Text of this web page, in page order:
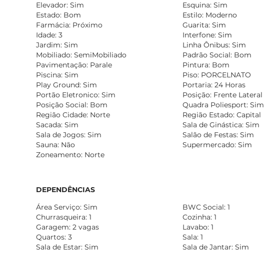
Elevador: Sim
Esquina: Sim
Estado: Bom
Estilo: Moderno
Farmácia: Próximo
Guarita: Sim
Idade: 3
Interfone: Sim
Jardim: Sim
Linha Ônibus: Sim
Mobiliado: SemiMobiliado
Padrão Social: Bom
Pavimentação: Parale
Pintura: Bom
Piscina: Sim
Piso: PORCELNATO
Play Ground: Sim
Portaria: 24 Horas
Portão Eletronico: Sim
Posição: Frente Lateral
Posição Social: Bom
Quadra Poliesport: Sim
Região Cidade: Norte
Região Estado: Capital
Sacada: Sim
Sala de Ginástica: Sim
Sala de Jogos: Sim
Salão de Festas: Sim
Sauna: Não
Supermercado: Sim
Zoneamento: Norte
DEPENDÊNCIAS
Área Serviço: Sim
BWC Social: 1
Churrasqueira: 1
Cozinha: 1
Garagem: 2 vagas
Lavabo: 1
Quartos: 3
Sala: 1
Sala de Estar: Sim
Sala de Jantar: Sim